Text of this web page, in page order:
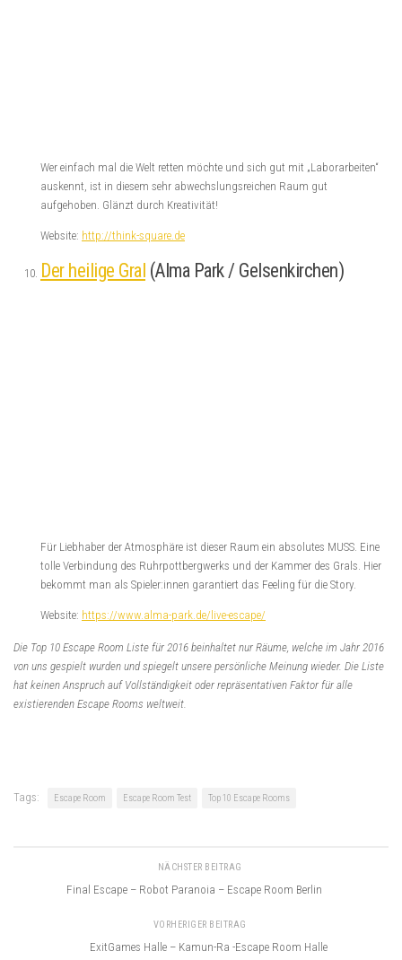
Wer einfach mal die Welt retten möchte und sich gut mit „Laborarbeiten“
auskennt, ist in diesem sehr abwechslungsreichen Raum gut
aufgehoben. Glänzt durch Kreativität!
Website: http://think-square.de
Der heilige Gral (Alma Park / Gelsenkirchen)
Für Liebhaber der Atmosphäre ist dieser Raum ein absolutes MUSS. Eine
tolle Verbindung des Ruhrpottbergwerks und der Kammer des Grals. Hier
bekommt man als Spieler:innen garantiert das Feeling für die Story.
Website: https://www.alma-park.de/live-escape/
Die Top 10 Escape Room Liste für 2016 beinhaltet nur Räume, welche im Jahr 2016
von uns gespielt wurden und spiegelt unsere persönliche Meinung wieder. Die Liste
hat keinen Anspruch auf Vollständigkeit oder repräsentativen Faktor für alle
existierenden Escape Rooms weltweit.
Tags: Escape Room Escape Room Test Top 10 Escape Rooms
NÄCHSTER BEITRAG
Final Escape – Robot Paranoia – Escape Room Berlin
VORHERIGER BEITRAG
ExitGames Halle – Kamun-Ra -Escape Room Halle